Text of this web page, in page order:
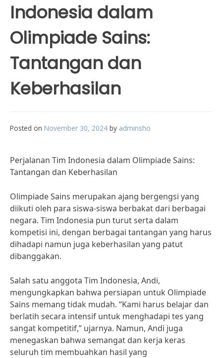
Indonesia dalam
Olimpiade Sains:
Tantangan dan
Keberhasilan
Posted on November 30, 2024 by adminsho
Perjalanan Tim Indonesia dalam Olimpiade Sains:
Tantangan dan Keberhasilan
Olimpiade Sains merupakan ajang bergengsi yang
diikuti oleh para siswa-siswa berbakat dari berbagai
negara. Tim Indonesia pun turut serta dalam
kompetisi ini, dengan berbagai tantangan yang harus
dihadapi namun juga keberhasilan yang patut
dibanggakan.
Salah satu anggota Tim Indonesia, Andi,
mengungkapkan bahwa persiapan untuk Olimpiade
Sains memang tidak mudah. “Kami harus belajar dan
berlatih secara intensif untuk menghadapi tes yang
sangat kompetitif,” ujarnya. Namun, Andi juga
menegaskan bahwa semangat dan kerja keras
seluruh tim membuahkan hasil yang